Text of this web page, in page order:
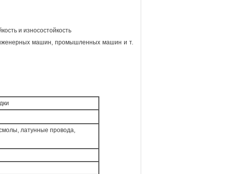
и износостойкость
машин, промышленных машин и т.
латунные провода,